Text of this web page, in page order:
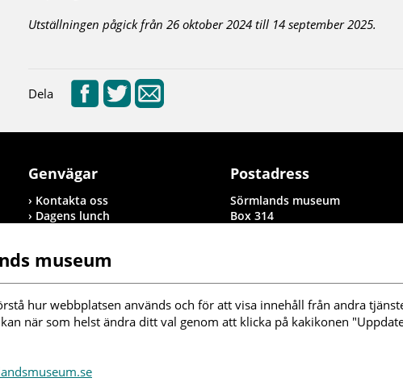
Utställningen pågick från 26 oktober 2024 till 14 september 2025.
Dela
Genvägar
Kontakta oss
Dagens lunch
Information om denna
Inställningar kakor
Följ oss i sociala
Postadress
Sörmlands museum
Box 314
museum
hur webbplatsen används och för att visa innehåll från andra
när som helst ändra ditt val genom att klicka på kakikonen